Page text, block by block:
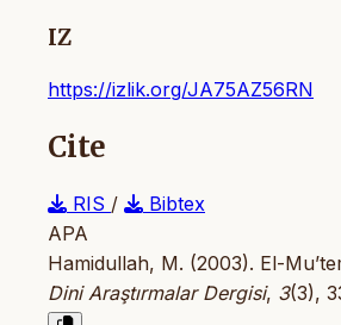
IZ
https://izlik.org/JA75AZ56RN
Cite
RIS /
Bibtex
APA
Hamidullah, M. (2003). El-
Dini Araştırmalar Dergisi, 3(3),